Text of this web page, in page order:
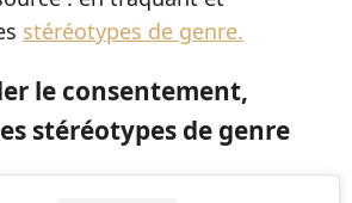
stéréotypes de genre.
le consentement,
stéréotypes de genre